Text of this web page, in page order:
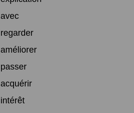
avec
regarder
améliorer
passer
acquérir
intérêt